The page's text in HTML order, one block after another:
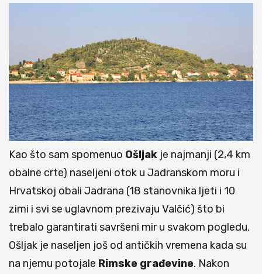
Kao što sam spomenuo Ošljak je najmanji (2,4 km
obalne crte) naseljeni otok u Jadranskom moru i
Hrvatskoj obali Jadrana (18 stanovnika ljeti i 10
zimi i svi se uglavnom prezivaju Valčić) što bi
trebalo garantirati savršeni mir u svakom pogledu.
Ošljak je naseljen još od antičkih vremena kada su
na njemu potojale Rimske građevine. Nakon